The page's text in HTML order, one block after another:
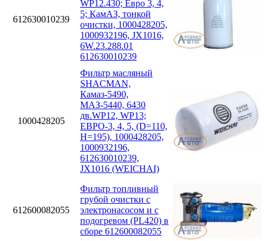
612630010239
WP12.430; Eвро 3, 4,
5; КамАЗ, тонкой
очистки, 1000428205,
1000932196, JX1016,
6W.23.288.01
612630010239
1000428205
Фильтр масляный
SHACMAN,
Камаз-5490,
МАЗ-5440, 6430
дв.WP12, WP13;
ЕВРО-3, 4, 5, (D=110,
H=195), 1000428205,
1000932196,
612630010239,
JX1016 (WEICHAI)
612600082055
Фильтр топливный
грубой очистки с
электронасосом и с
подогревом (PL420) в
сборе 612600082055